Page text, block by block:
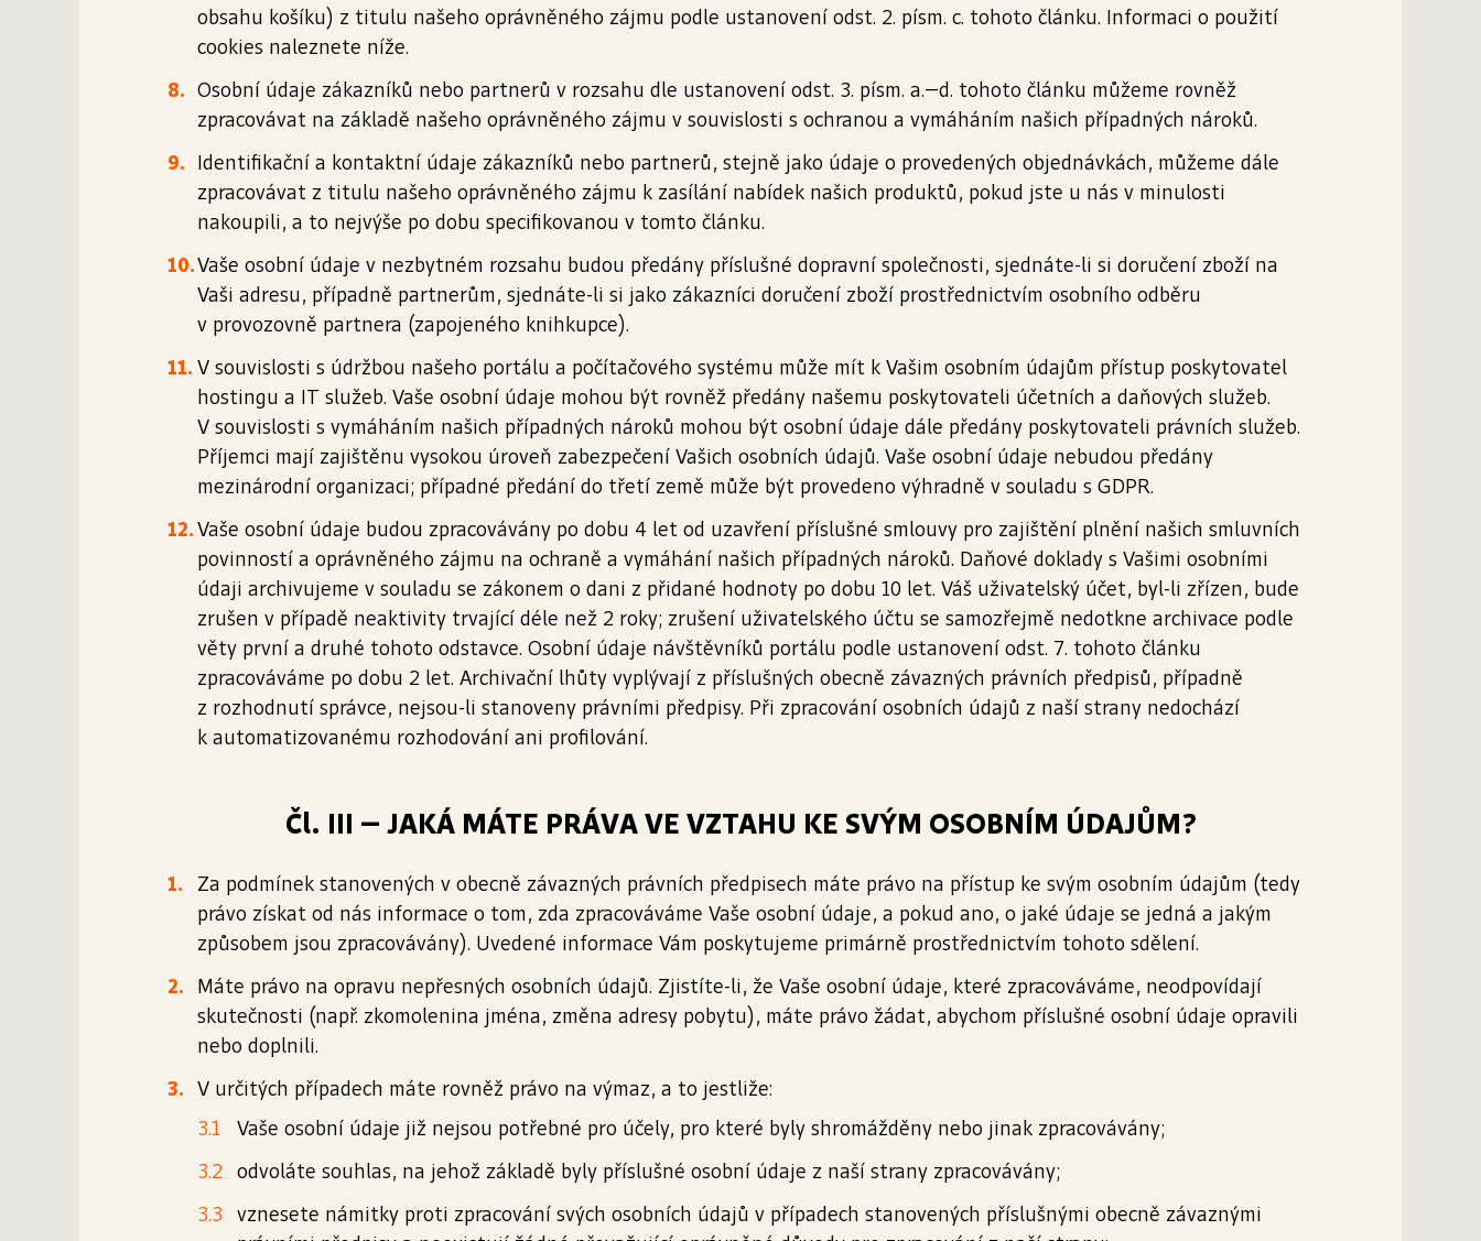
obsahu košíku) z titulu našeho oprávněného zájmu podle ustanovení odst. 2. písm. c. tohoto článku. Informaci o použití
cookies naleznete níže.
Osobní údaje zákazníků nebo partnerů v rozsahu dle ustanovení odst. 3. písm. a.–d. tohoto článku můžeme rovněž
zpracovávat na základě našeho oprávněného zájmu v souvislosti s ochranou a vymáháním našich případných nároků.
Identifikační a kontaktní údaje zákazníků nebo partnerů, stejně jako údaje o provedených objednávkách, můžeme dále
zpracovávat z titulu našeho oprávněného zájmu k zasílání nabídek našich produktů, pokud jste u nás v minulosti
nakoupili, a to nejvýše po dobu specifikovanou v tomto článku.
Vaše osobní údaje v nezbytném rozsahu budou předány příslušné dopravní společnosti, sjednáte-li si doručení zboží na
Vaši adresu, případně partnerům, sjednáte-li si jako zákazníci doručení zboží prostřednictvím osobního odběru
v provozovně partnera (zapojeného knihkupce).
V souvislosti s údržbou našeho portálu a počítačového systému může mít k Vašim osobním údajům přístup poskytovatel
hostingu a IT služeb. Vaše osobní údaje mohou být rovněž předány našemu poskytovateli účetních a daňových služeb.
V souvislosti s vymáháním našich případných nároků mohou být osobní údaje dále předány poskytovateli právních služeb.
Příjemci mají zajištěnu vysokou úroveň zabezpečení Vašich osobních údajů. Vaše osobní údaje nebudou předány
mezinárodní organizaci; případné předání do třetí země může být provedeno výhradně v souladu s GDPR.
Vaše osobní údaje budou zpracovávány po dobu 4 let od uzavření příslušné smlouvy pro zajištění plnění našich smluvních
povinností a oprávněného zájmu na ochraně a vymáhání našich případných nároků. Daňové doklady s Vašimi osobními
údaji archivujeme v souladu se zákonem o dani z přidané hodnoty po dobu 10 let. Váš uživatelský účet, byl-li zřízen, bude
zrušen v případě neaktivity trvající déle než 2 roky; zrušení uživatelského účtu se samozřejmě nedotkne archivace podle
věty první a druhé tohoto odstavce. Osobní údaje návštěvníků portálu podle ustanovení odst. 7. tohoto článku
zpracováváme po dobu 2 let. Archivační lhůty vyplývají z příslušných obecně závazných právních předpisů, případně
z rozhodnutí správce, nejsou-li stanoveny právními předpisy. Při zpracování osobních údajů z naší strany nedochází
k automatizovanému rozhodování ani profilování.
Čl. III – JAKÁ MÁTE PRÁVA VE VZTAHU KE SVÝM OSOBNÍM ÚDAJŮM?
Za podmínek stanovených v obecně závazných právních předpisech máte právo na přístup ke svým osobním údajům (tedy
právo získat od nás informace o tom, zda zpracováváme Vaše osobní údaje, a pokud ano, o jaké údaje se jedná a jakým
způsobem jsou zpracovávány). Uvedené informace Vám poskytujeme primárně prostřednictvím tohoto sdělení.
Máte právo na opravu nepřesných osobních údajů. Zjistíte-li, že Vaše osobní údaje, které zpracováváme, neodpovídají
skutečnosti (např. zkomolenina jména, změna adresy pobytu), máte právo žádat, abychom příslušné osobní údaje opravili
nebo doplnili.
V určitých případech máte rovněž právo na výmaz, a to jestliže:
Vaše osobní údaje již nejsou potřebné pro účely, pro které byly shromážděny nebo jinak zpracovávány;
odvoláte souhlas, na jehož základě byly příslušné osobní údaje z naší strany zpracovávány;
vznesete námitky proti zpracování svých osobních údajů v případech stanovených příslušnými obecně závaznými